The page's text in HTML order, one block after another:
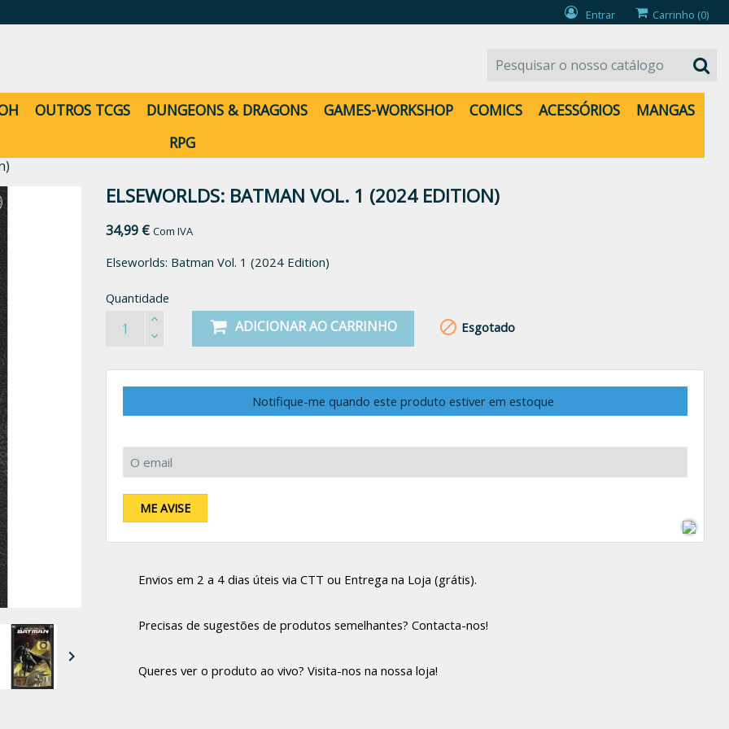
Entrar Carrinho (0)
OUTROS TCGS DUNGEONS & DRAGONS GAMES-WORKSHOP COMICS ACESSÓRIOS
MANGAS
RPG

ELSEWORLDS: BATMAN VOL. 1 (2024 EDITION)
34,99 € Com IVA
Elseworlds: Batman Vol. 1 (2024 Edition)
Quantidade
ADICIONAR AO CARRINHO  Esgotado
Notifique-me quando este produto estiver em estoque
ME AVISE
Envios em 2 a 4 dias úteis via CTT ou Entrega na Loja (grátis).
Precisas de sugestões de produtos semelhantes? Contacta-nos!
Queres ver o produto ao vivo? Visita-nos na nossa loja!